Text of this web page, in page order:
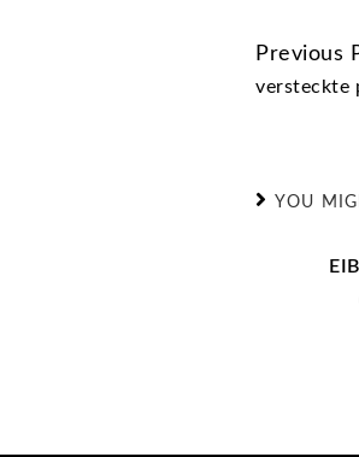
Previous
versteckte
YOU